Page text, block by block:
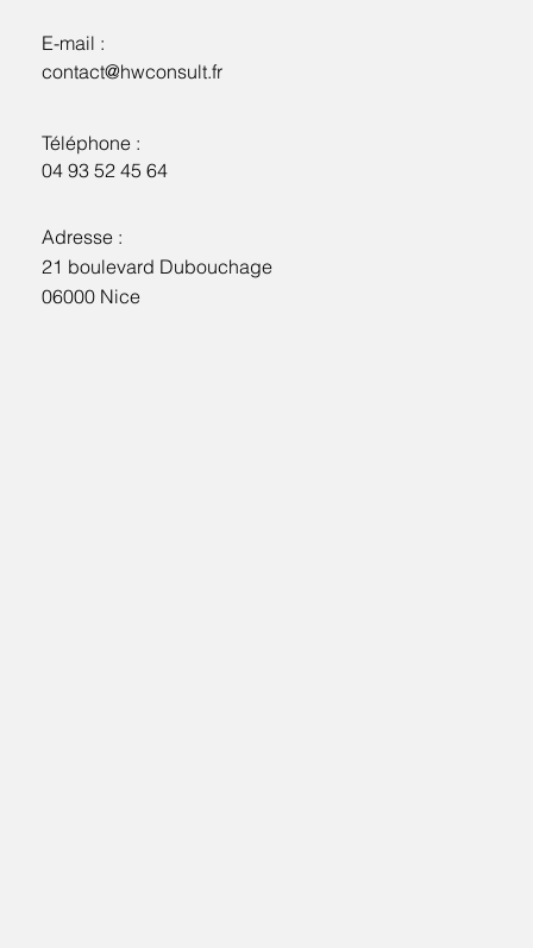
E-mail :
contact@hwconsult.fr
Téléphone :
04 93 52 45 64
Adresse :
21 boulevard Dubouchage
06000 Nice